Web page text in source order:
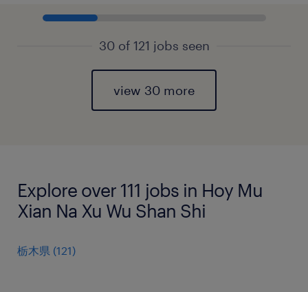
30 of 121 jobs seen
view 30 more
Explore over 111 jobs in Hoy Mu
Xian Na Xu Wu Shan Shi
栃木県 (121)